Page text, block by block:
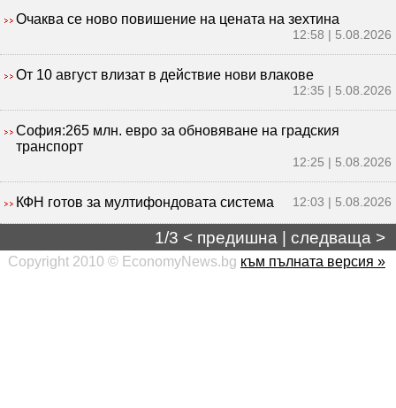
Очаква се ново повишение на цената на зехтина
12:58 | 5.08.2026
От 10 август влизат в действие нови влакове
12:35 | 5.08.2026
София:265 млн. евро за обновяване на градския
транспорт
12:25 | 5.08.2026
КФН готов за мултифондовата система 12:03 | 5.08.2026
1/3 < предишна | следваща >
Copyright 2010 © EconomyNews.bg към пълната версия »